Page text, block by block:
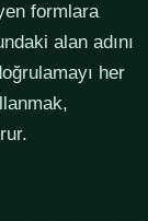
formlara
alan adını
her